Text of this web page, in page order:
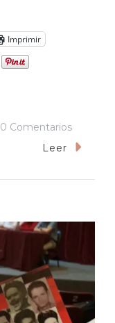
Imprimir
0 ComentariosEn
Ciudades
Leer